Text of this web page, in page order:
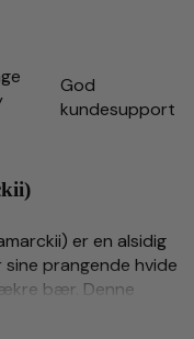
God
kundesupport
er en alsidig
prangende hvide
bær. Denne
på grund af dens